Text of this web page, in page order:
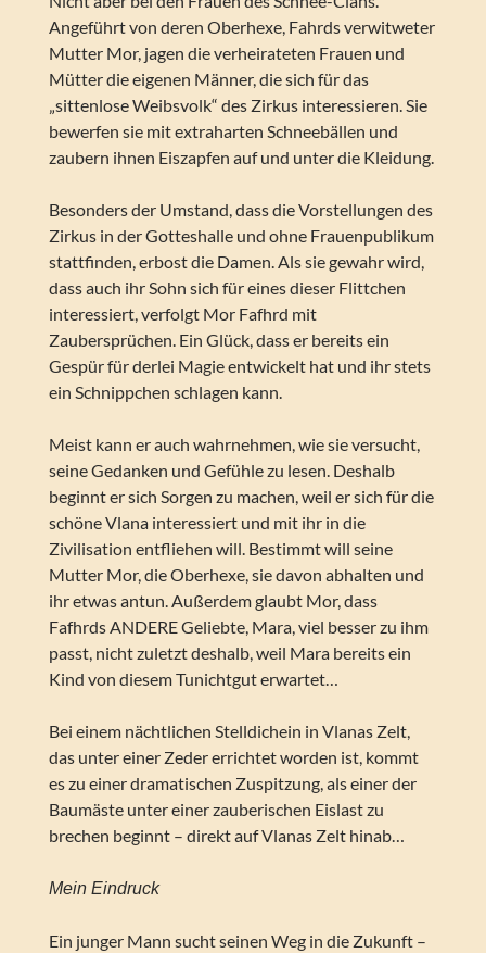
Angeführt von deren Oberhexe, Fahrds verwitweter
Mutter Mor, jagen die verheirateten Frauen und
Mütter die eigenen Männer, die sich für das
„sittenlose Weibsvolk“ des Zirkus interessieren. Sie
bewerfen sie mit extraharten Schneebällen und
zaubern ihnen Eiszapfen auf und unter die Kleidung.
Besonders der Umstand, dass die Vorstellungen des
Zirkus in der Gotteshalle und ohne Frauenpublikum
stattfinden, erbost die Damen. Als sie gewahr wird,
dass auch ihr Sohn sich für eines dieser Flittchen
interessiert, verfolgt Mor Fafhrd mit
Zaubersprüchen. Ein Glück, dass er bereits ein
Gespür für derlei Magie entwickelt hat und ihr stets
ein Schnippchen schlagen kann.
Meist kann er auch wahrnehmen, wie sie versucht,
seine Gedanken und Gefühle zu lesen. Deshalb
beginnt er sich Sorgen zu machen, weil er sich für die
schöne Vlana interessiert und mit ihr in die
Zivilisation entfliehen will. Bestimmt will seine
Mutter Mor, die Oberhexe, sie davon abhalten und
ihr etwas antun. Außerdem glaubt Mor, dass
Fafhrds ANDERE Geliebte, Mara, viel besser zu ihm
passt, nicht zuletzt deshalb, weil Mara bereits ein
Kind von diesem Tunichtgut erwartet…
Bei einem nächtlichen Stelldichein in Vlanas Zelt,
das unter einer Zeder errichtet worden ist, kommt
es zu einer dramatischen Zuspitzung, als einer der
Baumäste unter einer zauberischen Eislast zu
brechen beginnt – direkt auf Vlanas Zelt hinab…
Mein Eindruck
Ein junger Mann sucht seinen Weg in die Zukunft –